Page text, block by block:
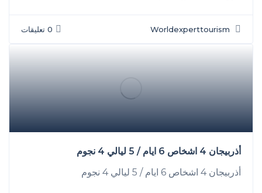
Worldexperttourism 0 تعليقات
أذربيجان 4 اشخاص 6 ايام / 5 ليالي 4 نجوم
أذربيجان 4 اشخاص 6 ايام / 5 ليالي 4 نجوم